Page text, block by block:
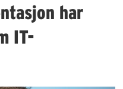
har
IT-